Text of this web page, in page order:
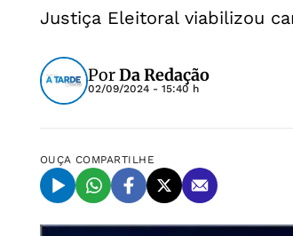
Justiça Eleitoral viabilizou
PorDa Redação
02/09/2024 - 15:40 h
OUÇA COMPARTILHE